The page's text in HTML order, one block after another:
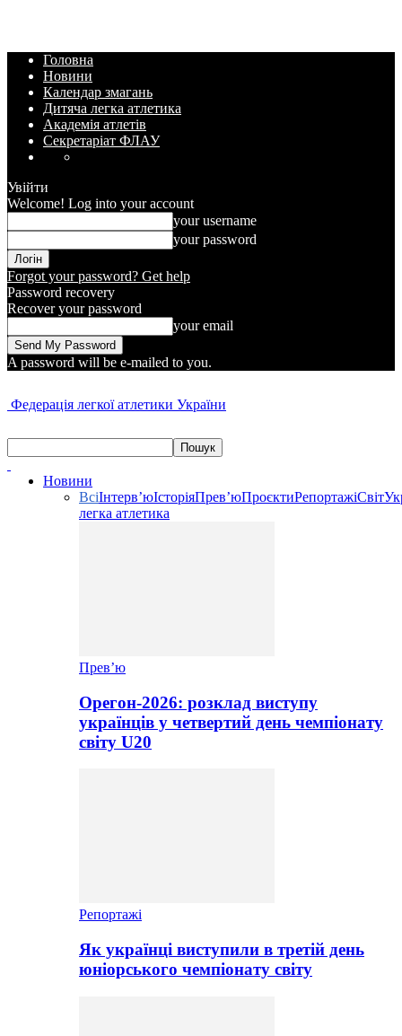
Головна
Новини
Календар змагань
Дитяча легка атлетика
Академія атлетів
Секретаріат ФЛАУ
Увійти
Welcome! Log into your account
your username
your password
Forgot your password? Get help
Password recovery
Recover your password
your email
A password will be e-mailed to you.
Федерація легкої атлетики України
Новини
ВсіІнтерв’юІсторіяПрев’юПроєктиРепортажіСвіт
легка атлетика
Прев’ю
Орегон-2026: розклад виступу
українців у четвертий день чемпіонату
світу U20
Репортажі
Як українці виступили в третій день
юніорського чемпіонату світу